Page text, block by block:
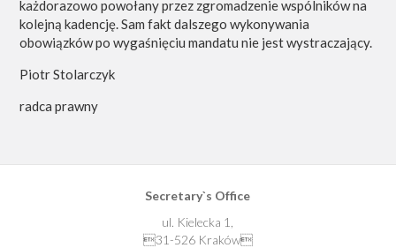
każdorazowo powołany przez zgromadzenie wspólników na
kolejną kadencję. Sam fakt dalszego wykonywania
obowiązków po wygaśnięciu mandatu nie jest wystraczający.
Piotr Stolarczyk
radca prawny
Secretary`s Office
ul. Kielecka 1,
31-526 Kraków